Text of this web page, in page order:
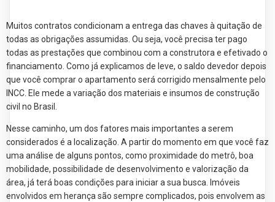
Muitos contratos condicionam a entrega das chaves à quitação de
todas as obrigações assumidas. Ou seja, você precisa ter pago
todas as prestações que combinou com a construtora e efetivado o
financiamento. Como já explicamos de leve, o saldo devedor depois
que você comprar o apartamento será corrigido mensalmente pelo
INCC. Ele mede a variação dos materiais e insumos de construção
civil no Brasil.
Nesse caminho, um dos fatores mais importantes a serem
considerados é a localização. A partir do momento em que você faz
uma análise de alguns pontos, como proximidade do metrô, boa
mobilidade, possibilidade de desenvolvimento e valorização da
área, já terá boas condições para iniciar a sua busca. Imóveis
envolvidos em herança são sempre complicados, pois envolvem as